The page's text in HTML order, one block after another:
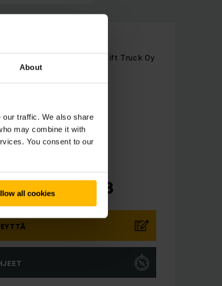
About
traffic. We also share
may combine it with
You consent to our
all cookies
Office Jungheinrich Lift Truck Oy
75 9933-0
75 9933 33